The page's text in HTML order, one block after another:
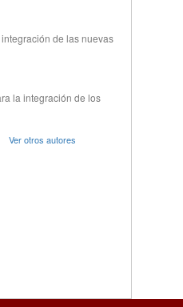
de las nuevas
la integración de los
Ver otros autores